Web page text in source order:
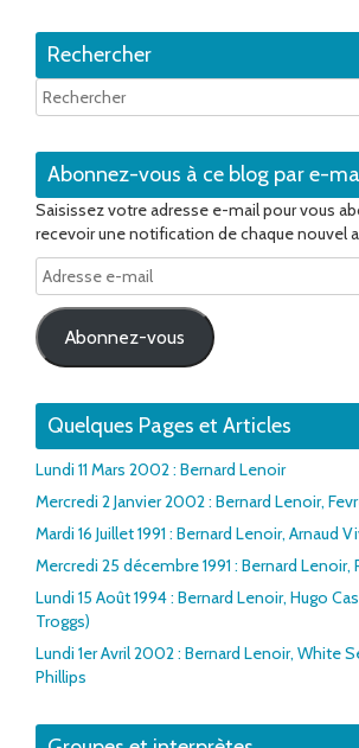
Rechercher
Abonnez-vous à ce blog par e-
Saisissez votre adresse e-mail pour vous
recevoir une notification de chaque nouvel
Adresse
e-
mail
Abonnez-vous
Quelques Pages et Articles
Lundi 11 Mars 2002 : Bernard Lenoir
Mercredi 2 Janvier 2002 : Bernard Lenoir,
Mardi 16 Juillet 1991 : Bernard Lenoir, Arnaud
Mercredi 25 décembre 1991 : Bernard Lenoir,
Lundi 15 Août 1994 : Bernard Lenoir, Hugo
Troggs)
Lundi 1er Avril 2002 : Bernard Lenoir, White
Phillips